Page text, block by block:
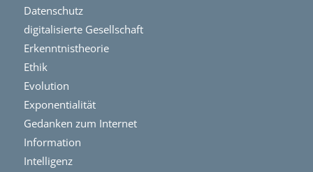
Datenschutz
digitalisierte Gesellschaft
Erkenntnistheorie
Ethik
Evolution
Exponentialität
Gedanken zum Internet
Information
Intelligenz